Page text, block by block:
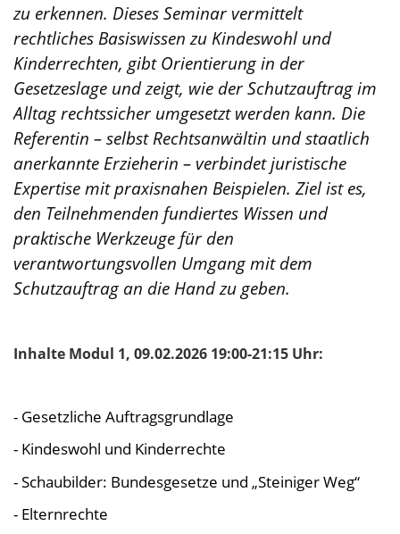
zu erkennen. Dieses Seminar vermittelt
rechtliches Basiswissen zu Kindeswohl und
Kinderrechten, gibt Orientierung in der
Gesetzeslage und zeigt, wie der Schutzauftrag im
Alltag rechtssicher umgesetzt werden kann. Die
Referentin – selbst Rechtsanwältin und staatlich
anerkannte Erzieherin – verbindet juristische
Expertise mit praxisnahen Beispielen. Ziel ist es,
den Teilnehmenden fundiertes Wissen und
praktische Werkzeuge für den
verantwortungsvollen Umgang mit dem
Schutzauftrag an die Hand zu geben.
Inhalte Modul 1, 09.02.2026 19:00-21:15 Uhr:
- Gesetzliche Auftragsgrundlage
- Kindeswohl und Kinderrechte
- Schaubilder: Bundesgesetze und „Steiniger Weg“
- Elternrechte